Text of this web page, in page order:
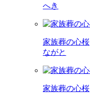
へき
家族葬の心桜
ながと
家族葬の心桜